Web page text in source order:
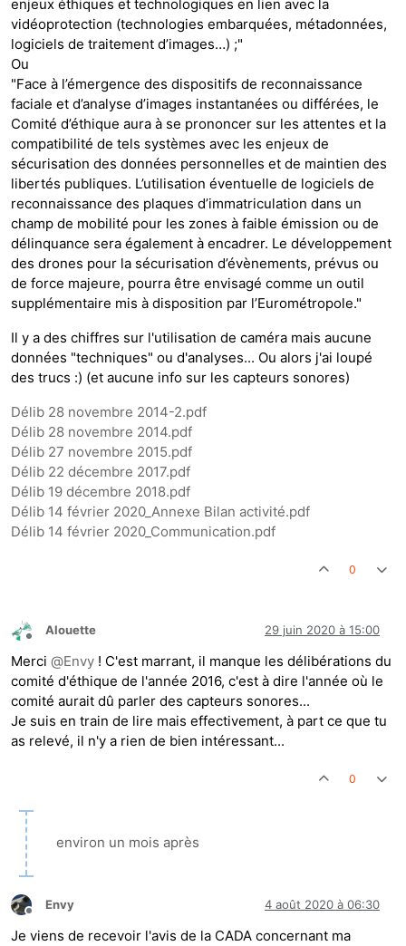
enjeux éthiques et technologiques en lien avec la
vidéoprotection (technologies embarquées, métadonnées,
logiciels de traitement d’images…) ;"
Ou
"Face à l’émergence des dispositifs de reconnaissance
faciale et d’analyse d’images instantanées ou différées, le
Comité d’éthique aura à se prononcer sur les attentes et la
compatibilité de tels systèmes avec les enjeux de
sécurisation des données personnelles et de maintien des
libertés publiques. L’utilisation éventuelle de logiciels de
reconnaissance des plaques d’immatriculation dans un
champ de mobilité pour les zones à faible émission ou de
délinquance sera également à encadrer. Le développement
des drones pour la sécurisation d’évènements, prévus ou
de force majeure, pourra être envisagé comme un outil
supplémentaire mis à disposition par l’Eurométropole."
Il y a des chiffres sur l'utilisation de caméra mais aucune
données "techniques" ou d'analyses... Ou alors j'ai loupé
des trucs :) (et aucune info sur les capteurs sonores)
Délib 28 novembre 2014-2.pdf
Délib 28 novembre 2014.pdf
Délib 27 novembre 2015.pdf
Délib 22 décembre 2017.pdf
Délib 19 décembre 2018.pdf
Délib 14 février 2020_Annexe Bilan activité.pdf
Délib 14 février 2020_Communication.pdf
0
Hors-ligne
Alouette 29 juin 2020 à 15:00
Merci @Envy ! C'est marrant, il manque les délibérations du
comité d'éthique de l'année 2016, c'est à dire l'année où le
comité aurait dû parler des capteurs sonores...
Je suis en train de lire mais effectivement, à part ce que tu
as relevé, il n'y a rien de bien intéressant...
0
environ un mois après
Hors-ligne
Envy 4 août 2020 à 06:30
Je viens de recevoir l'avis de la CADA concernant ma